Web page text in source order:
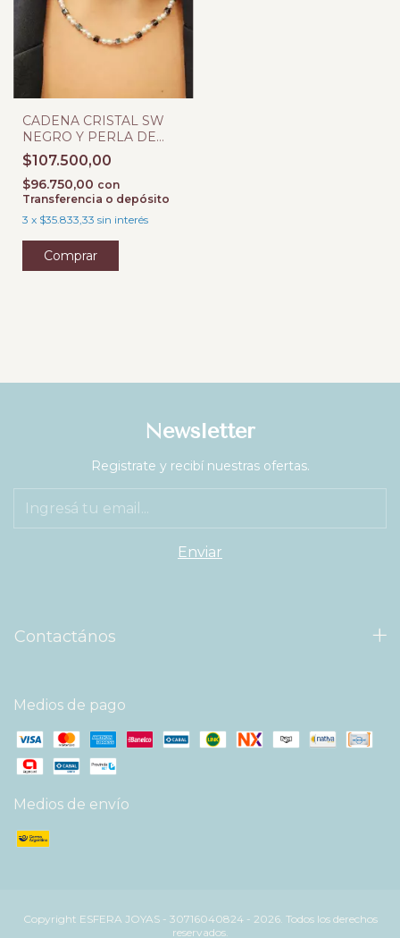
CADENA CRISTAL SW
NEGRO Y PERLA DE
RIO PLATA 925
$107.500,00
$96.750,00 con
Transferencia o depósito
3 x $35.833,33 sin interés
Newsletter
Registrate y recibí nuestras ofertas.
Contactános
Medios de pago
Medios de envío
Copyright ESFERA JOYAS - 30716040824 - 2026. Todos los derechos
reservados.